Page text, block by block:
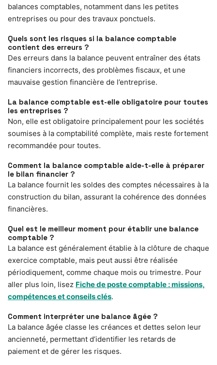
balances comptables, notamment dans les petites
entreprises ou pour des travaux ponctuels.
Quels sont les risques si la balance comptable
contient des erreurs ?
Des erreurs dans la balance peuvent entraîner des états
financiers incorrects, des problèmes fiscaux, et une
mauvaise gestion financière de l’entreprise.
La balance comptable est-elle obligatoire pour toutes
les entreprises ?
Non, elle est obligatoire principalement pour les sociétés
soumises à la comptabilité complète, mais reste fortement
recommandée pour toutes.
Comment la balance comptable aide-t-elle à préparer
le bilan financier ?
La balance fournit les soldes des comptes nécessaires à la
construction du bilan, assurant la cohérence des données
financières.
Quel est le meilleur moment pour établir une balance
comptable ?
La balance est généralement établie à la clôture de chaque
exercice comptable, mais peut aussi être réalisée
périodiquement, comme chaque mois ou trimestre. Pour
aller plus loin, lisez Fiche de poste comptable : missions,
compétences et conseils clés.
Comment interpréter une balance âgée ?
La balance âgée classe les créances et dettes selon leur
ancienneté, permettant d’identifier les retards de
paiement et de gérer les risques.